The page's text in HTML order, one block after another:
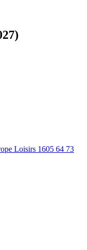
Loisirs 1605 64 73